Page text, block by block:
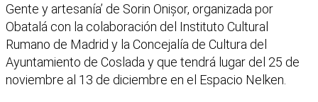
Gente y artesanía’ de Sorin Onișor, organizada por
Obatalá con la colaboración del Instituto Cultural
Rumano de Madrid y la Concejalía de Cultura del
Ayuntamiento de Coslada y que tendrá lugar del 25 de
noviembre al 13 de diciembre en el Espacio Nelken.